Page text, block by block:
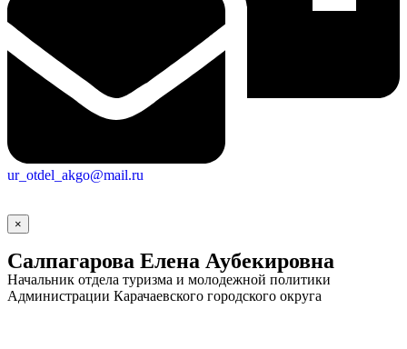
ur_otdel_akgo@mail.ru
×
Салпагарова Елена Аубекировна
Начальник отдела туризма и молодежной политики
Администрации Карачаевского городского округа